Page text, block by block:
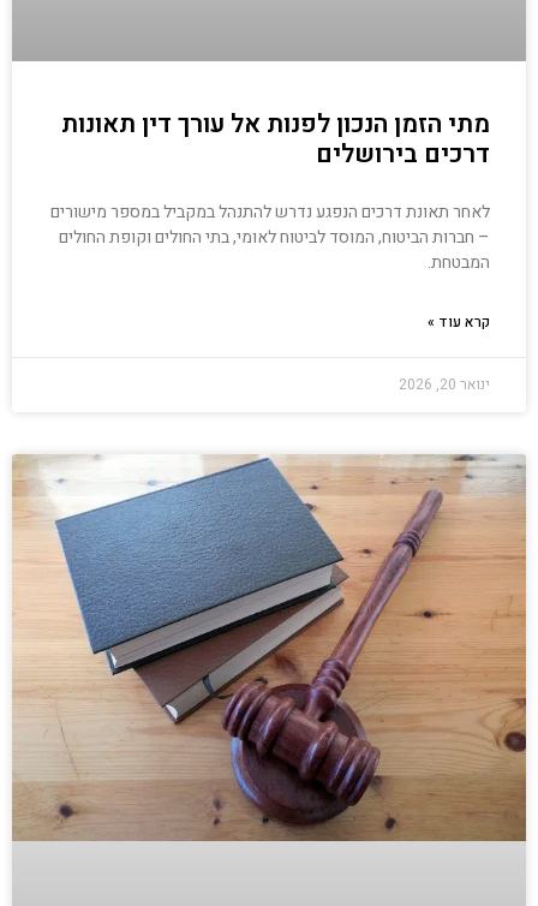
מתי הזמן הנכון לפנות אל עורך דין תאונות
דרכים בירושלים
לאחר תאונת דרכים הנפגע נדרש להתנהל במקביל במספר מישורים
– חברות הביטוח, המוסד לביטוח לאומי, בתי החולים וקופת החולים
המבטחת.
קרא עוד »
ינואר 20, 2026